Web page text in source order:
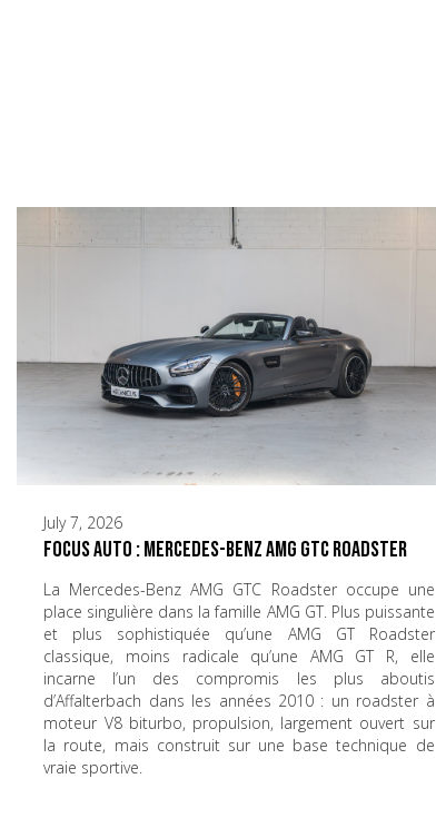
July 7, 2026
Focus Auto : Mercedes-Benz AMG GTC Roadster
La Mercedes-Benz AMG GTC Roadster occupe une
place singulière dans la famille AMG GT. Plus puissante
et plus sophistiquée qu’une AMG GT Roadster
classique, moins radicale qu’une AMG GT R, elle
incarne l’un des compromis les plus aboutis
d’Affalterbach dans les années 2010 : un roadster à
moteur V8 biturbo, propulsion, largement ouvert sur
la route, mais construit sur une base technique de
vraie sportive.